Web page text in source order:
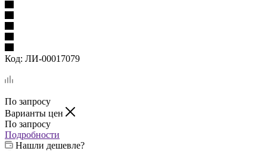
Код: ЛИ-00017079
По запросу
Варианты цен
По запросу
Подробности
Нашли дешевле?